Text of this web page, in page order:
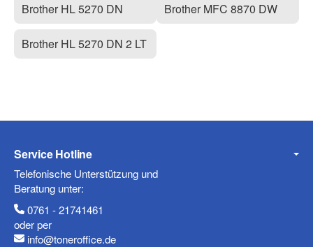
Brother HL 5270 DN
Brother HL 5270 DN 2 LT
Brother MFC 8870 DW
Service Hotline
Telefonische Unterstützung und
Beratung unter:
0761 - 21741461
oder per
info@toneroffice.de